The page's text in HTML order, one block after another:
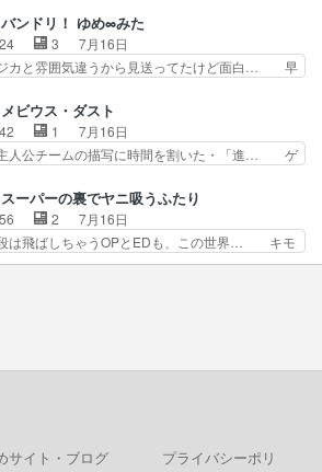
登場し、魅力的なキ… やはり強敵に勝つには
だよ。平仮名で呼… ライバル登場から特訓ま
常なテンポと異…
まで！✦キャストサイン入り… 人族と魔族
合を目指す浩二…目指すもの… アリスとメノ
話から魔王軍の大規模な宣… 鏡から「アリ
共存の道はやっぱ険しいぜ… 鏡とソフトクリ
の揺るがない信念に思… 鏡さん、活躍する度
感度爆上がりですね… ケンタウロス族面白か
ですね♪タカコち…
ンドリ！ ゆめ∞みた
24 3
7月16日
カと雰囲気違うから見送ってたけど面白… 早
偶然イベント会場に居合わせてしま… ビオラ
つほんま……残りの2人はビオラ… 見てて興
息苦しさを同時に感じさせるビ… ビオラちゃ
お陰であられちゃんと律ちゃ… ・日本語特有
期一の悪役がいたとは。… 友達との会話でフ
リィブゥケのイベント… ・ビオラはあられを
けて悪だくみを策略…
ビウス・ダスト
42 1
7月16日
人公チームの描写に時間を割いた・「進… ゲ
公の強火古参ファン出てきたけど何… 勝利に
れる面々の中、アラキは自分の能… ラムスは
で負傷した体の部位を補修した… 次のゲーム
対決のエピソード。そうなっ… ポリスホッパ
ーパーの裏でヤニ吸うふたり
56 2
7月16日
は飛ばしちゃうOPとEDも、この世界… キモ
覚あるくせに弁えを知らない男。未… ほんと
サイト・ブログ
プライバシーポリ